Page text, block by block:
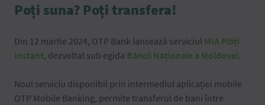
Poți suna? Poți transfera!
Din 12 martie 2024, OTP Bank lansează serviciul MIA Plăți
Instant, dezvoltat sub egida Băncii Naționale a Moldovei.
Noul serviciu disponibil prin intermediul aplicației mobile
OTP Mobile Banking, permite transferul de bani între